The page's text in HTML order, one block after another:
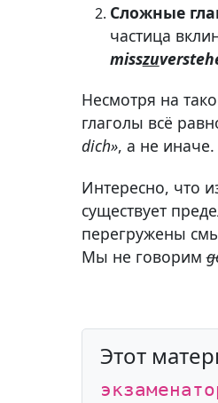
Сложные
частица
misszu
Несмотря на
глаголы всё
dich», а не иначе.
Интересно, что
существует
перегружены
Мы не говорим
Этот